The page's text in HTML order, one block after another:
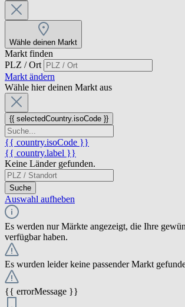
Wähle deinen Markt
Markt finden
PLZ / Ort
Markt ändern
Wähle hier deinen Markt aus
{{ selectedCountry.isoCode }}
{{ country.isoCode }}
{{ country.label }}
Keine Länder gefunden.
Suche
Auswahl aufheben
Es werden nur Märkte angezeigt, die Ihre
verfügbar haben.
Es wurden leider keine passender Markt
{{ errorMessage }}